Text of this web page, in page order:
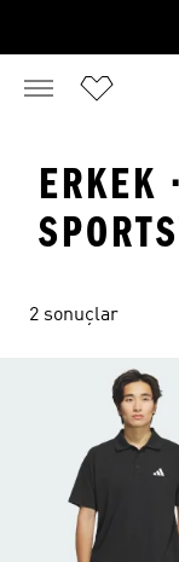
ERKEK
2 sonuçlar